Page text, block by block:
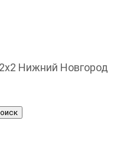
Нижний Новгород